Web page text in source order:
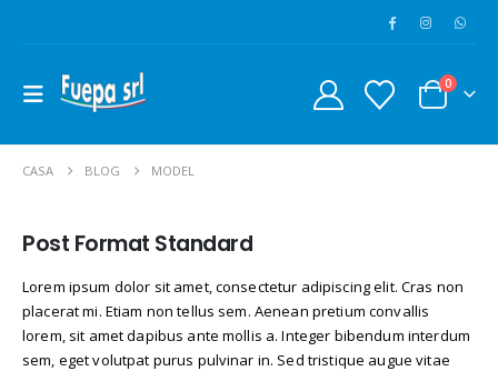
0
CASA BLOG MODEL
Post Format Standard
Lorem ipsum dolor sit amet, consectetur adipiscing elit. Cras non
placerat mi. Etiam non tellus sem. Aenean pretium convallis
lorem, sit amet dapibus ante mollis a. Integer bibendum interdum
sem, eget volutpat purus pulvinar in. Sed tristique augue vitae